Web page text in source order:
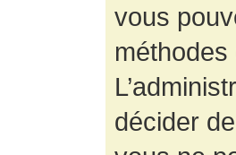
vous
méthodes
décider